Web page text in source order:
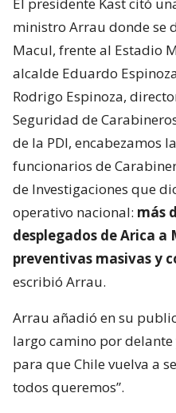
El presidente Kast citó
ministro Arrau donde se
Macul, frente al Estadio
alcalde Eduardo
Rodrigo Espinoza,
Seguridad de
de la PDI, encabezamos
funcionarios de
de Investigaciones que
operativo nacional: más
desplegados de Arica a
preventivas masivas y
escribió Arrau.
Arrau añadió en su
largo camino por
para que Chile vuelva a
todos queremos”.